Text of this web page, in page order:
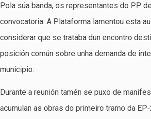
Pola súa banda, os representantes do PP
convocatoria. A Plataforma lamentou esta
considerar que se trataba dun encontro
posición común sobre unha demanda de
municipio.
Durante a reunión tamén se puxo de
acumulan as obras do primeiro tramo da